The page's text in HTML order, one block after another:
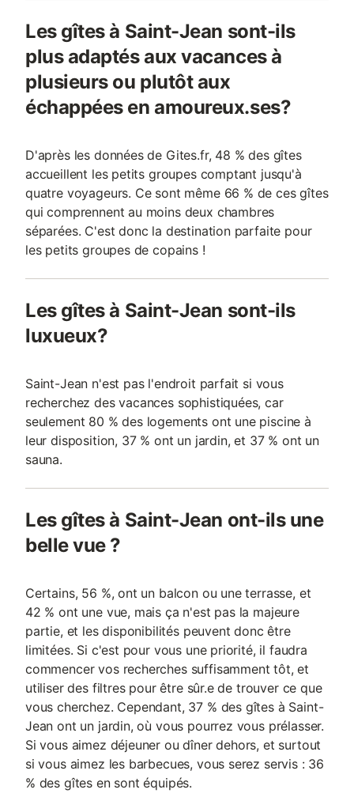
Les gîtes à Saint-Jean sont-ils
plus adaptés aux vacances à
plusieurs ou plutôt aux
échappées en amoureux.ses?
D'après les données de Gites.fr, 48 % des gîtes
accueillent les petits groupes comptant jusqu'à
quatre voyageurs. Ce sont même 66 % de ces gîtes
qui comprennent au moins deux chambres
séparées. C'est donc la destination parfaite pour
les petits groupes de copains !
Les gîtes à Saint-Jean sont-ils
luxueux?
Saint-Jean n'est pas l'endroit parfait si vous
recherchez des vacances sophistiquées, car
seulement 80 % des logements ont une piscine à
leur disposition, 37 % ont un jardin, et 37 % ont un
sauna.
Les gîtes à Saint-Jean ont-ils une
belle vue ?
Certains, 56 %, ont un balcon ou une terrasse, et
42 % ont une vue, mais ça n'est pas la majeure
partie, et les disponibilités peuvent donc être
limitées. Si c'est pour vous une priorité, il faudra
commencer vos recherches suffisamment tôt, et
utiliser des filtres pour être sûr.e de trouver ce que
vous cherchez. Cependant, 37 % des gîtes à Saint-
Jean ont un jardin, où vous pourrez vous prélasser.
Si vous aimez déjeuner ou dîner dehors, et surtout
si vous aimez les barbecues, vous serez servis : 36
% des gîtes en sont équipés.